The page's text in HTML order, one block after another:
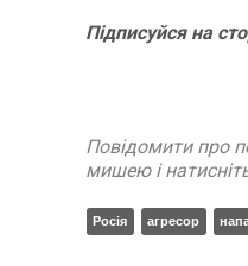
Підписуйсяна
Повідомити про
мишею і
Росія агресор